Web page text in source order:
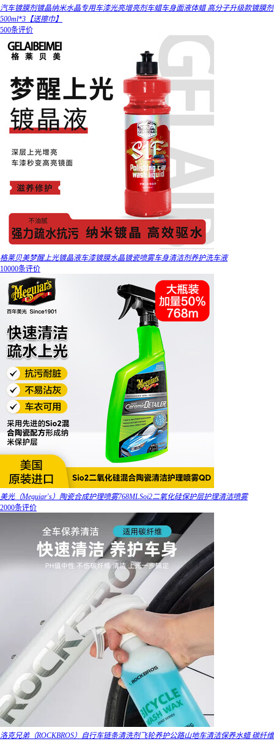
汽车镀膜剂镀晶纳米水晶专用车漆光亮增亮剂车蜡车身面液体蜡 高分子升级款镀膜剂
500ml*3【送擦巾】
500条评价
格莱贝美梦醒上光镀晶液车漆镀膜水晶镀瓷喷雾车身清洁剂养护洗车液
10000条评价
美光（Meguiar's）陶瓷合成护理喷雾768MLSoi2二氧化硅保护层护理清洁喷雾
2000条评价
洛克兄弟（ROCKBROS）自行车链条清洗剂飞轮养护公路山地车清洁保养水蜡 碳纤维